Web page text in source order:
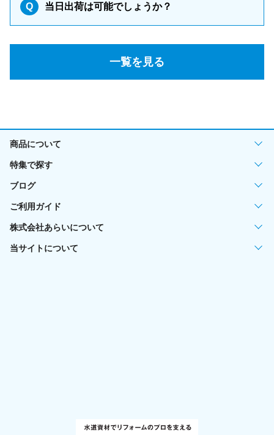
Q 当日出荷は可能でしょうか？
一覧を見る
商品について
特集で探す
ブログ
ご利用ガイド
株式会社あらいについて
当サイトについて